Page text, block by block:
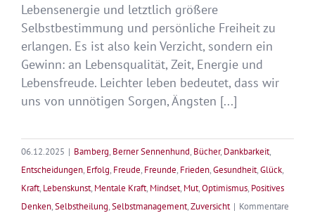
Lebensenergie und letztlich größere
Selbstbestimmung und persönliche Freiheit zu
erlangen. Es ist also kein Verzicht, sondern ein
Gewinn: an Lebensqualität, Zeit, Energie und
Lebensfreude. Leichter leben bedeutet, dass wir
uns von unnötigen Sorgen, Ängsten [...]
06.12.2025 | Bamberg, Berner Sennenhund, Bücher, Dankbarkeit,
Entscheidungen, Erfolg, Freude, Freunde, Frieden,Gesundheit,Glück,
Kraft, Lebenskunst, Mentale Kraft, Mindset, Mut,Optimismus, Positives
Denken,Selbstheilung,Selbstmanagement,Zuversicht | Kommentare